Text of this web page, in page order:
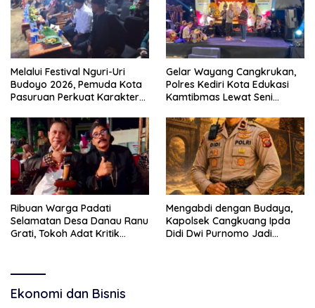
Melalui Festival Nguri-Uri
Budoyo 2026, Pemuda Kota
Pasuruan Perkuat Karakter
Narkoba
Gelar Wayang Cangkrukan,
Polres Kediri Kota Edukasi
Kamtibmas Lewat Seni
Ribuan Warga Padati
Selamatan Desa Danau Ranu
Grati, Tokoh Adat Kritik
Mengabdi dengan Budaya,
Kapolsek Cangkuang Ipda
Didi Dwi Purnomo Jadi
Ekonomi dan Bisnis